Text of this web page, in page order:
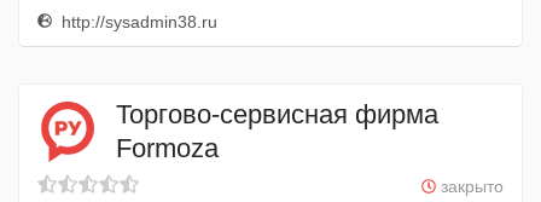
http://sysadmin38.ru
Торгово-сервисная фирма
Formoza
закрыто